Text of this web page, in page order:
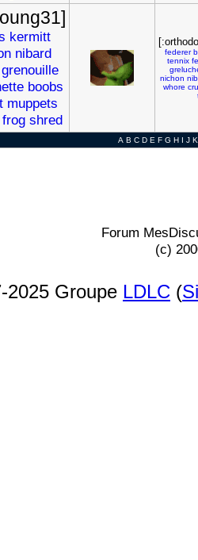
kermitt
nibard
grenouille
boobs
muppets
frog shred
federer
tennix
nichon
whore
A B C D E F G H I J K
Forum
(c)
2025 Groupe LDLC (